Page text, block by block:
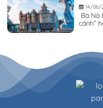
14/06/
Bà Nà
cảnh”